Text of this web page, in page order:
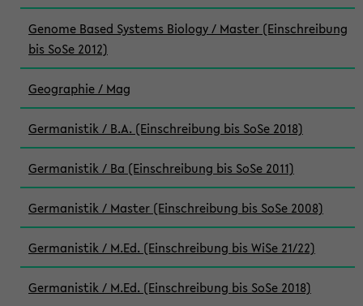
Genome Based Systems Biology / Master (Einschreibung
bis SoSe 2012)
Geographie / Mag
Germanistik / B.A. (Einschreibung bis SoSe 2018)
Germanistik / Ba (Einschreibung bis SoSe 2011)
Germanistik / Master (Einschreibung bis SoSe 2008)
Germanistik / M.Ed. (Einschreibung bis WiSe 21/22)
Germanistik / M.Ed. (Einschreibung bis SoSe 2018)